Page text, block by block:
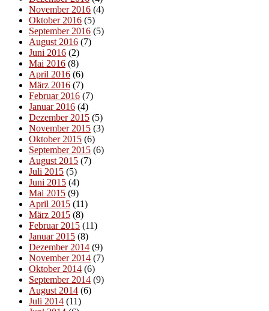
November 2016 (4)
Oktober 2016 (5)
September 2016 (5)
August 2016 (7)
Juni 2016 (2)
Mai 2016 (8)
April 2016 (6)
März 2016 (7)
Februar 2016 (7)
Januar 2016 (4)
Dezember 2015 (5)
November 2015 (3)
Oktober 2015 (6)
September 2015 (6)
August 2015 (7)
Juli 2015 (5)
Juni 2015 (4)
Mai 2015 (9)
April 2015 (11)
März 2015 (8)
Februar 2015 (11)
Januar 2015 (8)
Dezember 2014 (9)
November 2014 (7)
Oktober 2014 (6)
September 2014 (9)
August 2014 (6)
Juli 2014 (11)